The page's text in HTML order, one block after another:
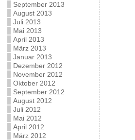
September 2013
August 2013
Juli 2013
Mai 2013
April 2013
März 2013
Januar 2013
Dezember 2012
November 2012
Oktober 2012
September 2012
August 2012
Juli 2012
Mai 2012
April 2012
März 2012